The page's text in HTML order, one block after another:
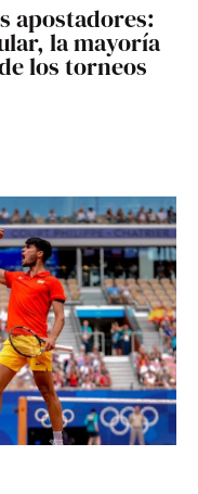
apostadores:
la mayoría
los torneos